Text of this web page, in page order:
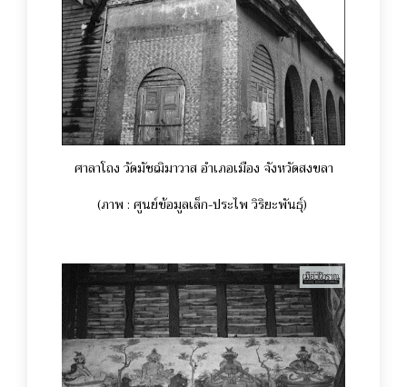
ศาลาโถง วัดมัชฌิมาวาส อำเภอเมือง จังหวัดสงขลา
(ภาพ : ศูนย์ข้อมูลเล็ก-ประไพ วิริยะพันธุ์)